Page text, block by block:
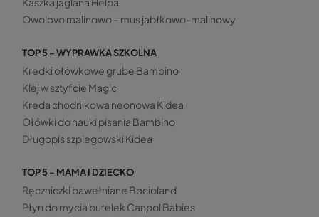
Owolovo malinowo – mus jabłkowo-malinowy
TOP 5 - WYPRAWKA SZKOLNA
Kredki ołówkowe grube Bambino
Klej w sztyfcie Magic
Kreda chodnikowa neonowa Kidea
Ołówki do nauki pisania Bambino
Długopis szpiegowski Kidea
TOP 5 - MAMA I DZIECKO
Ręczniczki bawełniane Bocioland
Płyn do mycia butelek Canpol Babies